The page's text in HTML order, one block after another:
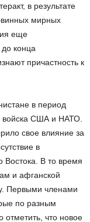
в результате
мирных
еще
конца
причастность к
в период
войска США и НАТО.
свое влияние за
в
Востока. В то время
и афганской
Первыми членами
по разным
отметить, что новое